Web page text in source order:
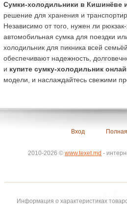
Сумки-холодильники в Кишинёве
решение для хранения и
Независимо от того, нужен ли
автомобильная сумка для поездки
холодильник для пикника всей
обеспечивают надежность,
и купите сумку-холодильник
модели, и наслаждайтесь свежими
Вход
2010-2026 © www.texet.md -
Информация о характеристиках